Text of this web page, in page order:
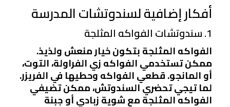
أفكار إضافية لسندوتشات المدرسة
1. سندوتشات الفواكه المثلجة
الفواكه المثلجة بتكون خيار منعش ولذيذ.
ممكن تستخدمي الفواكه زي الفراولة، التوت،
أو المانجو. قطعي الفواكه وحطيها في الفريزر.
لما تيجي تحضري السندوتش، ممكن تضيفي
الفواكه المثلجة مع شوية زبادي أو جبنة